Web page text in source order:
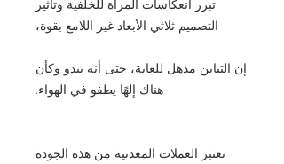
تبرز انعكاسات المرآة للخلفية وتأثير
التصميم ثلاثي الأبعاد غير اللامع بقوة،
إن التباين مذهل للغاية، حتى أنه يبدو وكأن
هناك إلهًا يطفو في الهواء.
تعتبر العملات المعدنية من هذه الجودة